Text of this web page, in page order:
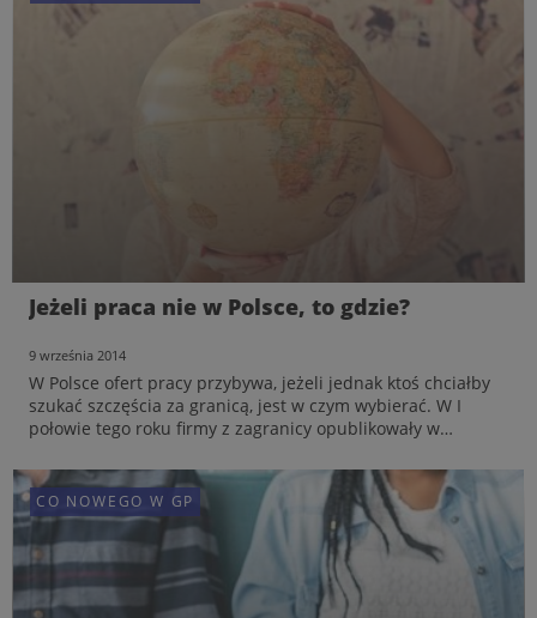
Jeżeli praca nie w Polsce, to gdzie?
9 września 2014
W Polsce ofert pracy przybywa, jeżeli jednak ktoś chciałby
szukać szczęścia za granicą, jest w czym wybierać. W I
połowie tego roku firmy z zagranicy opublikowały w
pochodziło z Niemiec i Holandii. Wielka Bryta...
CO NOWEGO W GP
CO NOWEGO W GP